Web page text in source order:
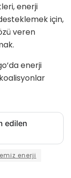
enerji
için,
veren
enerji
edilen
enerji